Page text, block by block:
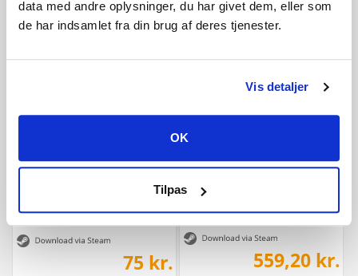
data med andre oplysninger, du har givet dem, eller som
de har indsamlet fra din brug af deres tjenester.
Vis detaljer
OK
Tilpas
499 kr.
Planet Zoo: Arid Animal Pack
75 kr.
The Last of Us™ Part I Deluxe Edition
559,20 kr.